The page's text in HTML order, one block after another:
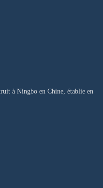
à Ningbo en Chine, établie en